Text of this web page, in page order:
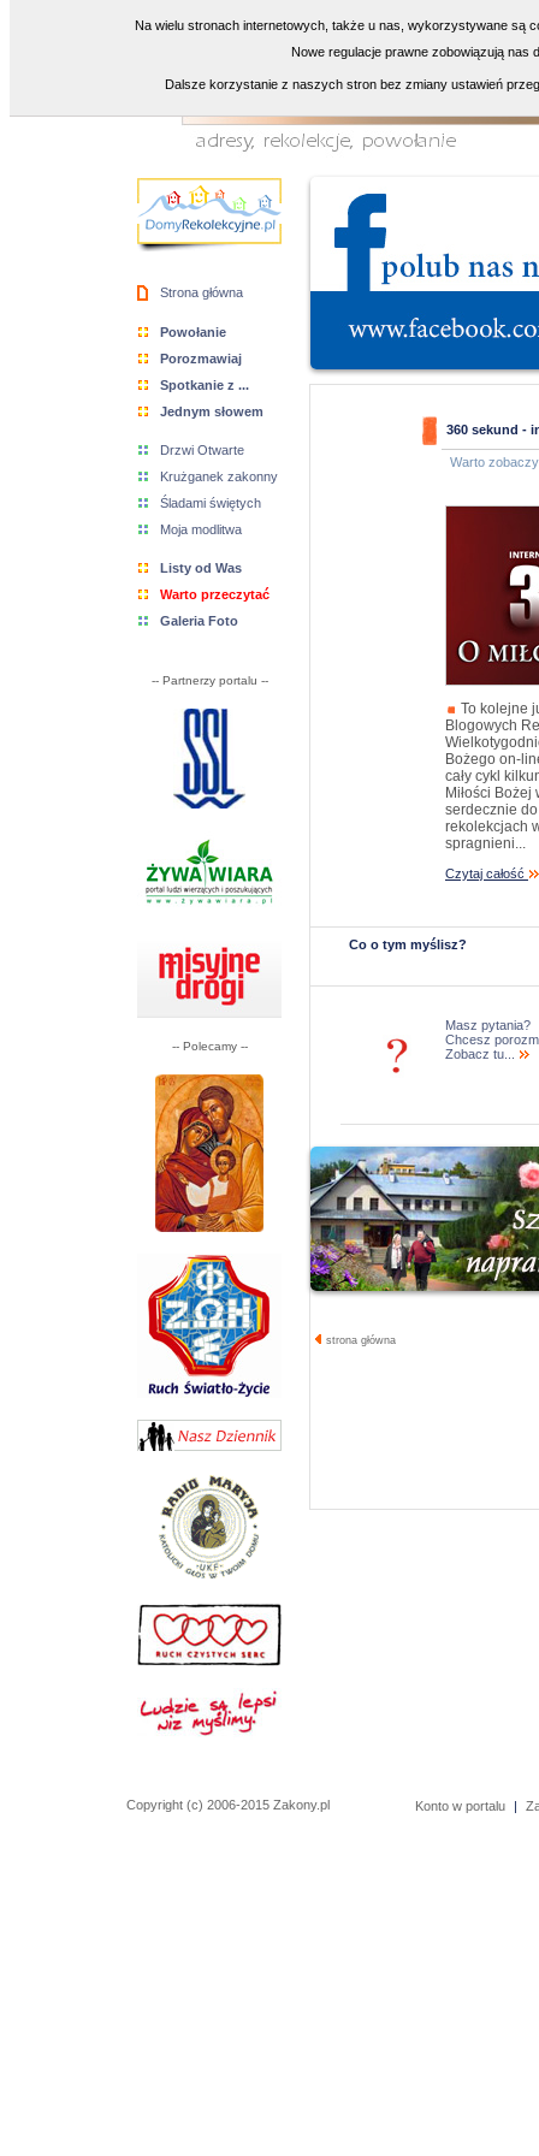
Strona główna
Powołanie
Porozmawiaj
Spotkanie z ...
Jednym słowem
Drzwi Otwarte
Krużganek zakonny
Śladami świętych
Moja modlitwa
Listy od Was
Warto przeczytać
Galeria Foto
-- Partnerzy portalu --
-- Polecamy --
360 sekund -
Warto
To kolejne
Blogowych
Bożego on-
cały cykl
Miłości
serdecznie
rekolekcjach
spragnieni...
Czytaj całość
Co o tym myślisz?
Masz pytania?
Chcesz
Zobacz tu...
strona główna
Copyright (c) 2006-2015 Zakony.pl Konto w portalu |
Na wielu stronach internetowych, także u nas, wykorzystywane są
Nowe regulacje prawne zobowiązują nas
Dalsze korzystanie z naszych stron bez zmiany ustawień